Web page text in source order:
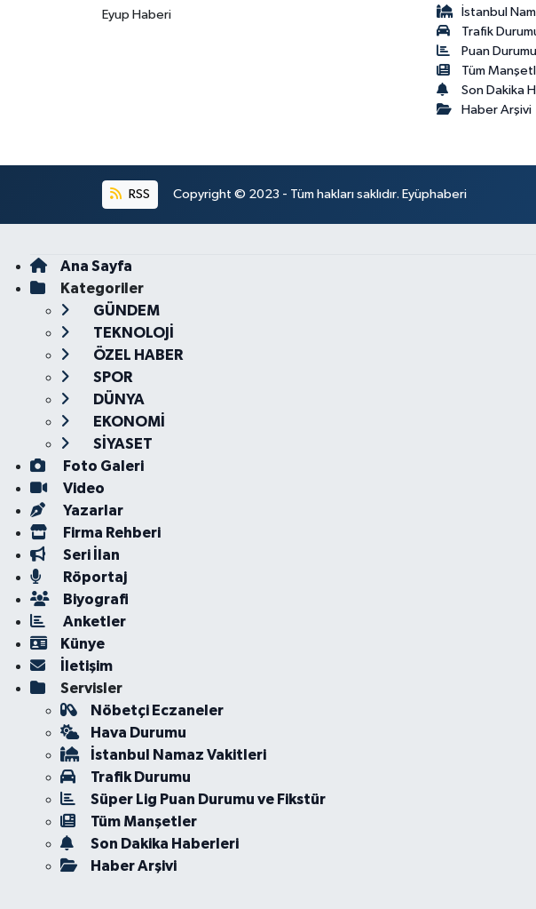
Eyup Haberi
İstanbul
Trafik
Puan
Tüm
Son Dakika
Haber Arşivi
RSS Copyright © 2023 - Tüm hakları saklıdır. Eyüphaberi
Ana Sayfa
Kategoriler
GÜNDEM
TEKNOLOJİ
ÖZEL HABER
SPOR
DÜNYA
EKONOMİ
SİYASET
Foto Galeri
Video
Yazarlar
Firma Rehberi
Seri İlan
Röportaj
Biyografi
Anketler
Künye
İletişim
Servisler
Nöbetçi Eczaneler
Hava Durumu
İstanbul Namaz Vakitleri
Trafik Durumu
Süper Lig Puan Durumu ve Fikstür
Tüm Manşetler
Son Dakika Haberleri
Haber Arşivi